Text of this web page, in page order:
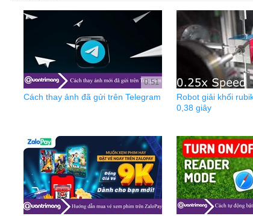
0:51
Cách thay ảnh đã gửi trên Telegram
Robot giải khối
0,38 giây